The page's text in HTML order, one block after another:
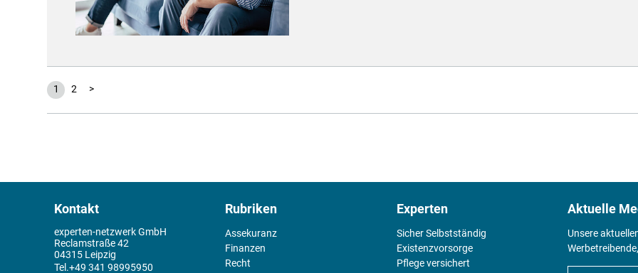
1 2 >
Kontakt
experten-netzwerk GmbH
Reclamstraße 42
04315 Leipzig
+49 341 98995950
Rubriken
Assekuranz
Finanzen
Recht
Experten
Sicher Selbstständig
Existenz­vorsorge
Pflege versichert
Aktuelle
Unsere